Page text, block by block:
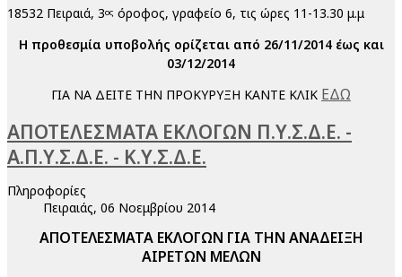
18532 Πειραιά, 3ος όροφος, γραφείο 6, τις ώρες 11-13.30 μ.μ
Η προθεσμία υποβολής ορίζεται από 26/11/2014 έως και
03/12/2014
ΓΙΑ ΝΑ ΔΕΙΤΕ ΤΗΝ ΠΡΟΚΥΡΥΞΗ ΚΑΝΤΕ ΚΛΙΚ ΕΔΩ
ΑΠΟΤΕΛΕΣΜΑΤΑ ΕΚΛΟΓΩΝ Π.Υ.Σ.Δ.Ε. -
Α.Π.Υ.Σ.Δ.Ε. - Κ.Υ.Σ.Δ.Ε.
Πληροφορίες
Πειραιάς, 06 Νοεμβρίου 2014
ΑΠΟΤΕΛΕΣΜΑΤΑ ΕΚΛΟΓΩΝ ΓΙΑ ΤΗΝ ΑΝΑΔΕΙΞΗ
ΑΙΡΕΤΩΝ ΜΕΛΩΝ